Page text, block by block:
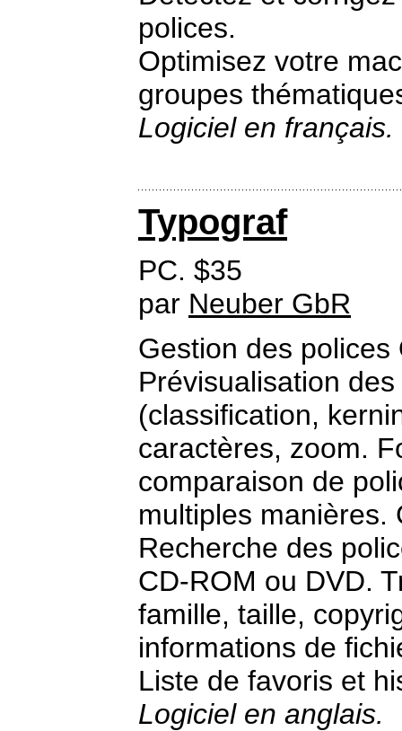
polices.
Optimisez votre
groupes
Logiciel en français.
Typograf
PC. $35
par Neuber GbR
Gestion des polices
Prévisualisation
(classification,
caractères, zoom.
comparaison de
multiples manières.
Recherche des
CD-ROM ou DVD.
famille, taille,
informations de
Liste de favoris et
Logiciel en anglais.